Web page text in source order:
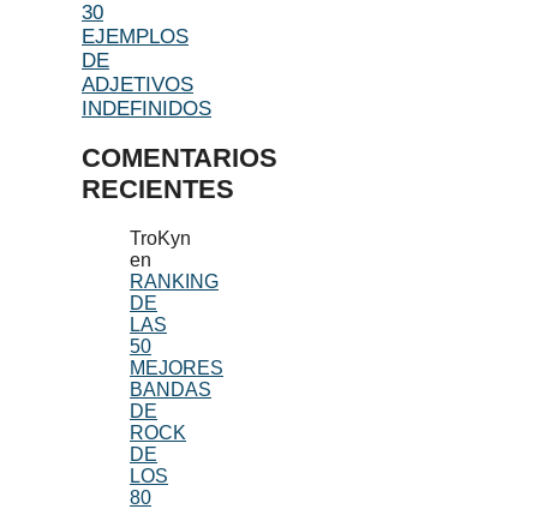
30
EJEMPLOS
DE
ADJETIVOS
INDEFINIDOS
COMENTARIOS
RECIENTES
TroKyn
en
RANKING
DE
LAS
50
MEJORES
BANDAS
DE
ROCK
DE
LOS
80